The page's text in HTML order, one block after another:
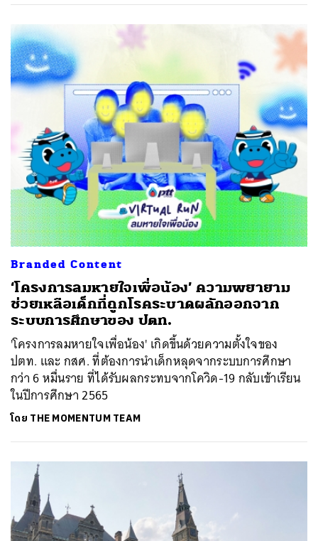
Branded Content
‘โครงการลมหายใจเพื่อน้อง’ ความพยายาม
ช่วยเหลือเด็กที่ถูกโรคระบาดผลักออกจาก
ระบบการศึกษาของ ปตท.
'โครงการลมหายใจเพื่อน้อง' เกิดขึ้นด้วยความตั้งใจของ
ปตท. และ กสศ. ที่ต้องการนำเด็กหลุดจากระบบการศึกษา
กว่า 6 หมื่นราย ที่ได้รับผลกระทบจากโควิด-19 กลับเข้าเรียน
ในปีการศึกษา 2565
โดย THE MOMENTUM TEAM